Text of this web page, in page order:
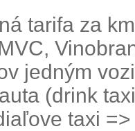
tarifa za
jedným
(drink
taxi